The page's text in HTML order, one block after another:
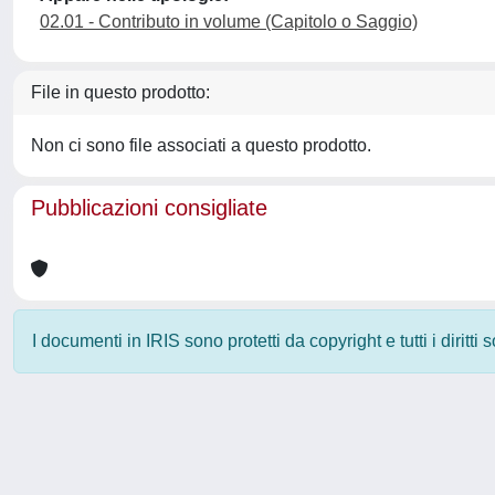
02.01 - Contributo in volume (Capitolo o Saggio)
File in questo prodotto:
Non ci sono file associati a questo prodotto.
Pubblicazioni consigliate
I documenti in IRIS sono protetti da copyright e tutti i diritti